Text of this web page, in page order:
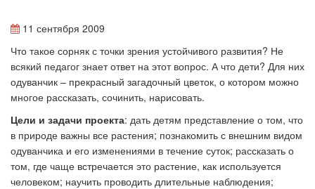
11 сентября 2009
Что такое сорняк с точки зрения устойчивого развития? Не
всякий педагог знает ответ на этот вопрос. А что дети? Для них
одуванчик – прекрасный загадочный цветок, о котором можно
многое рассказать, сочинить, нарисовать.
Цели и задачи проекта: дать детям представление о том, что
в природе важны все растения; познакомить с внешним видом
одуванчика и его изменениями в течение суток; рассказать о
том, где чаще встречается это растение, как используется
человеком; научить проводить длительные наблюдения;